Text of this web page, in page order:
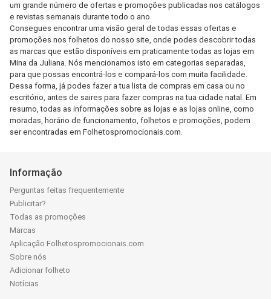
um grande número de ofertas e promoções publicadas nos catálogos
e revistas semanais durante todo o ano.
Consegues encontrar uma visão geral de todas essas ofertas e
promoções nos folhetos do nosso site, onde podes descobrir todas
as marcas que estão disponíveis em praticamente todas as lojas em
Mina da Juliana. Nós mencionamos isto em categorias separadas,
para que possas encontrá-los e compará-los com muita facilidade.
Dessa forma, já podes fazer a tua lista de compras em casa ou no
escritório, antes de saires para fazer compras na tua cidade natal. Em
resumo, todas as informações sobre as lojas e as lojas online, como
moradas, horário de funcionamento, folhetos e promoções, podem
ser encontradas em Folhetospromocionais.com.
Informação
Perguntas feitas frequentemente
Publicitar?
Todas as promoções
Marcas
Aplicação Folhetospromocionais.com
Sobre nós
Adicionar folheto
Notícias